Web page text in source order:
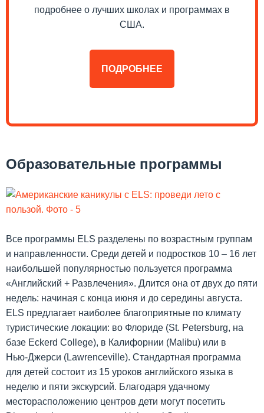
подробнее о лучших школах и программах в
США.
ПОДРОБНЕЕ
Образовательные программы
Все программы ELS разделены по возрастным группам
и направленности. Среди детей и подростков 10 – 16 лет
наибольшей популярностью пользуется программа
«Английский + Развлечения». Длится она от двух до пяти
недель: начиная с конца июня и до середины августа.
ELS предлагает наиболее благоприятные по климату
туристические локации: во Флориде (St. Petersburg, на
базе Eckerd College), в Калифорнии (Malibu) или в
Нью‑Джерси (Lawrenceville). Стандартная программа
для детей состоит из 15 уроков английского языка в
неделю и пяти экскурсий. Благодаря удачному
месторасположению центров дети могут посетить